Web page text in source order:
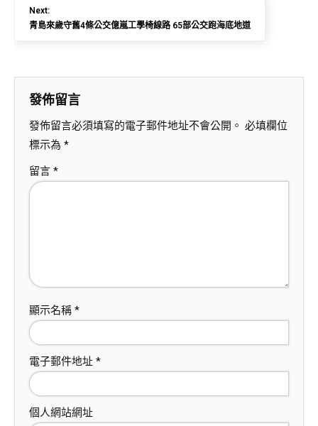
Next:
青島來歲守舊4條公交億嵐工學椅線路 65部公交跑海底地道
發佈留言
發佈留言必須填寫的電子郵件地址不會公開。 必填欄位
標示為 *
留言 *
顯示名稱 *
電子郵件地址 *
個人網站網址